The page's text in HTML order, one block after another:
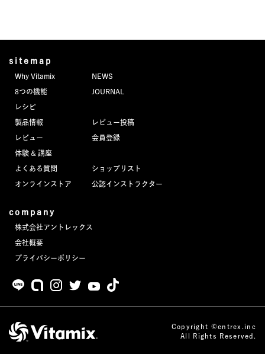
JOURNAL
sitemap
Why Vitamix
8つの機能
レシピ
製品情報
レビュー
体験 & 講座
よくある質問
オンラインストア
NEWS
JOURNAL
レビュー投稿
会員登録
ショップリスト
公認インストラクター
company
株式会社アントレックス
会社概要
プライバシーポリシー
Copyright ©entrex.inc
All Rights Reserved.